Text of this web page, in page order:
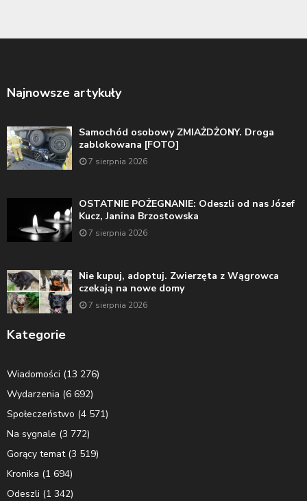
Najnowsze artykuły
Samochód osobowy ZMIAŻDŻONY. Droga
zablokowana [FOTO]
7 sierpnia 2026
OSTATNIE POŻEGNANIE: Odeszli od nas Józef
Kucz, Janina Brzostowska
7 sierpnia 2026
Nie kupuj, adoptuj. Zwierzęta z Wągrowca
czekają na nowe domy
7 sierpnia 2026
Kategorie
Wiadomości (13 276)
Wydarzenia (6 692)
Społeczeństwo (4 571)
Na sygnale (3 772)
Gorący temat(3 519)
Kronika (1 694)
Odeszli (1 342)